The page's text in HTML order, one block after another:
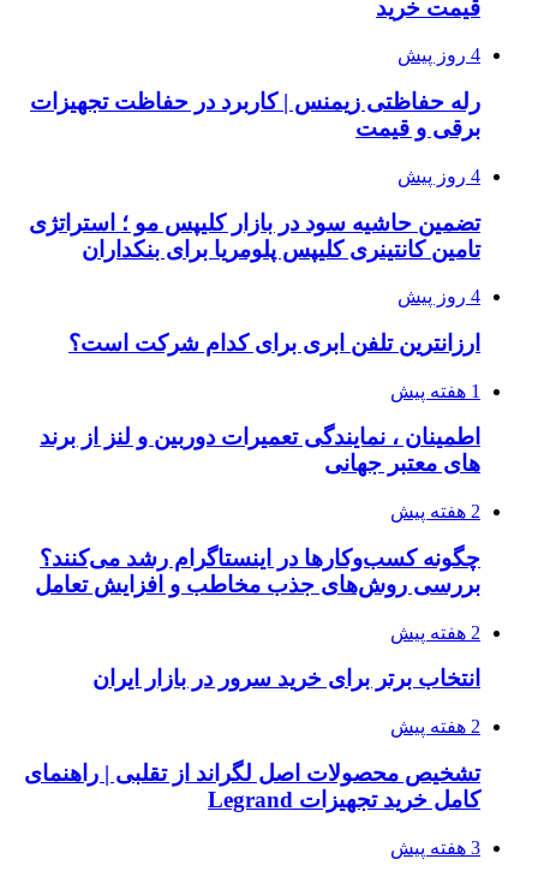
قیمت خرید
4 روز پیش
رله حفاظتی زیمنس | کاربرد در حفاظت تجهیزات
برقی و قیمت
4 روز پیش
تضمین حاشیه سود در بازار کلیپس مو ؛ استراتژی
تامین کانتینری کلیپس پلومریا برای بنکداران
4 روز پیش
ارزانترین تلفن ابری برای کدام شرکت است؟
1 هفته پیش
اطمینان ، نمایندگی تعمیرات دوربین و لنز از برند
های معتبر جهانی
2 هفته پیش
چگونه کسب‌وکارها در اینستاگرام رشد می‌کنند؟
بررسی روش‌های جذب مخاطب و افزایش تعامل
2 هفته پیش
انتخاب برتر برای خرید سرور در بازار ایران
2 هفته پیش
تشخیص محصولات اصل لگراند از تقلبی | راهنمای
کامل خرید تجهیزات Legrand
3 هفته پیش